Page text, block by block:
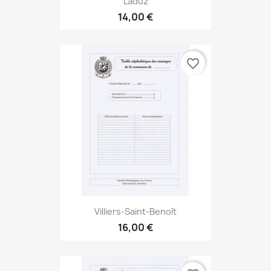
14,00 €
Villiers-Saint-Benoît
16,00 €
favorite_border